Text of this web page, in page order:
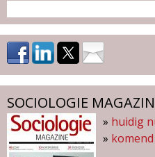
SOCIOLOGIE
» huidig
»